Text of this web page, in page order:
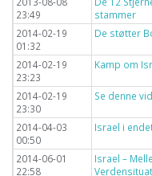
23:49
stammer
2014-02-19
01:32
De støtter
2014-02-19
23:23
Kamp om
2014-02-19
23:30
Se denne
2014-04-03
00:50
Israel i
2014-06-01
22:58
Israel –